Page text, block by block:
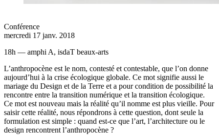
Conférence
mercredi 17 janv. 2018
18h — amphi A, isdaT beaux-arts
L’anthropocène est le nom, contesté et contestable, que l’on donne
aujourd’hui à la crise écologique globale. Ce mot signifie aussi le
mariage du Design et de la Terre et a pour condition de possibilité la
rencontre entre la transition numérique et la transition écologique.
Ce mot est nouveau mais la réalité qu’il nomme est plus vieille. Pour
saisir cette réalité, nous répondrons à cette question, dont seule la
formulation est simple : quand est-ce que l’art, l’architecture ou le
design rencontrent l’anthropocène ?